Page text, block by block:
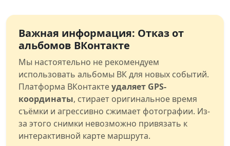
Важная информация: Отказ от
альбомов ВКонтакте
Мы настоятельно не рекомендуем
использовать альбомы ВК для новых событий.
Платформа ВКонтактеудаляет GPS-
координаты, стирает оригинальное время
съёмки и агрессивно сжимает фотографии. Из-
за этого снимки невозможно привязать к
интерактивной карте маршрута.